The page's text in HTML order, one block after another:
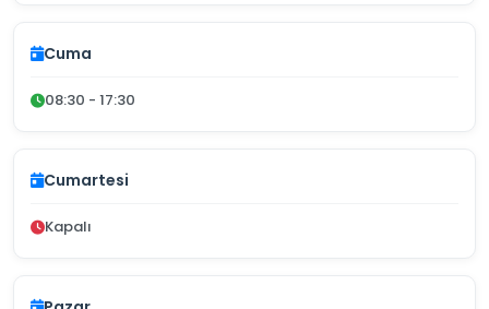
Cuma
08:30 - 17:30
Cumartesi
Kapalı